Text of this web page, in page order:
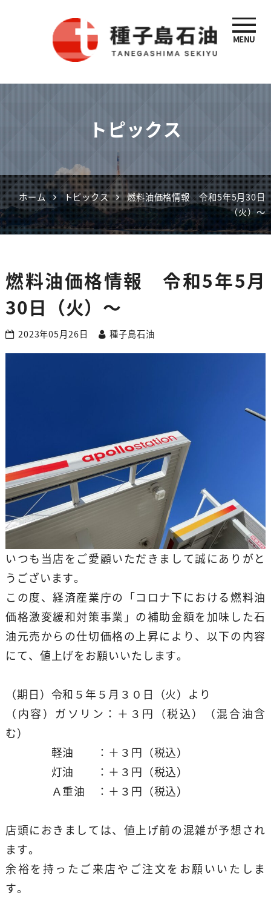
種子島石油
MENU
トピックス
ホーム トピックス
燃料油価格情報 令和5年5月30日
（火）～
燃料油価格情報 令和5年5月
30日（火）～
2023年05月26日 種子島石油
いつも当店をご愛顧いただきまして誠にありがと
うございます。
この度、経済産業庁の「コロナ下における燃料油
価格激変緩和対策事業」の補助金額を加味した石
油元売からの仕切価格の上昇により、以下の内容
にて、値上げをお願いいたします。
（期日）令和５年５月３０日（火）より
（内容）ガソリン：＋３円（税込）（混合油含
む）
軽油 ：＋３円（税込）
灯油 ：＋３円（税込）
Ａ重油 ：＋３円（税込）
店頭におきましては、値上げ前の混雑が予想され
ます。
余裕を持ったご来店やご注文をお願いいたしま
す。